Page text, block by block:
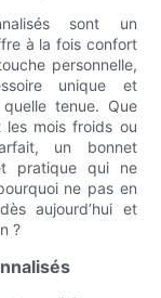
sont un
à la fois confort
personnelle,
unique et
tenue. Que
les mois froids ou
un bonnet
pratique qui ne
ne pas en
aujourd’hui et
?